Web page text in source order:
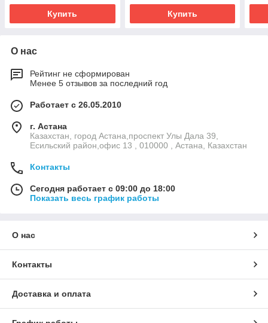
Купить Купить
О нас
Рейтинг не сформирован
Менее 5 отзывов за последний год
Работает с 26.05.2010
г. Астана
Казахстан, город Астана,проспект Улы Дала 39,
Есильский район,офис 13 , 010000 , Астана, Казахстан
Контакты
Сегодня работает с 09:00 до 18:00
Показать весь график работы
О нас
Контакты
Доставка и оплата